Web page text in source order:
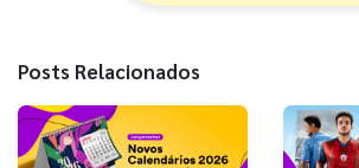
Posts Relacionados